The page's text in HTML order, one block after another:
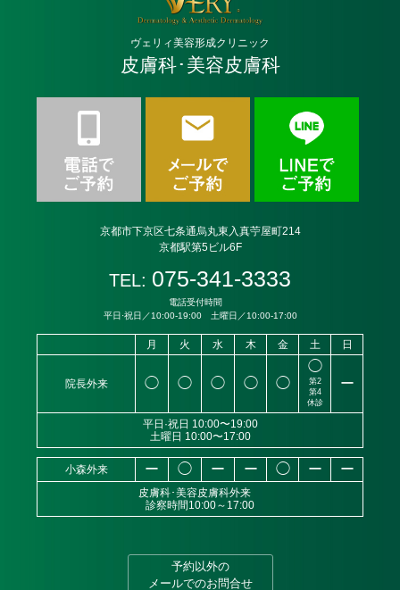
ヴェリィ美容形成クリニック
皮膚科･美容皮膚科
京都市下京区七条通烏丸東入真苧屋町214
京都駅第5ビル6F
TEL: 075-341-3333
電話受付時間
平日·祝日／10:00-19:00 土曜日／10:00-17:00
月 火 水 木 金 土 日
院長外来 ◯ ◯ ◯ ◯ ◯
◯
第2
第4
休診
ー
平日·祝日 10:00〜19:00
土曜日 10:00〜17:00
小森外来 ー ◯ ー ー ◯ ー ー
皮膚科･美容皮膚科外来
診察時間10:00～17:00
予約以外の
メールでのお問合せ